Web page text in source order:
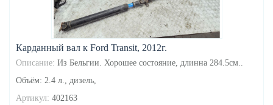
Карданный вал к Ford Transit, 2012г.
Описание: Из Бельгии. Хорошее состояние, длинна 284.5см..
Объём: 2.4 л., дизель,
Артикул: 402163